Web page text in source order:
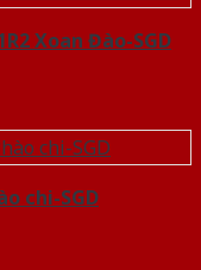
Xoan Đào-SGD
chi-SGD